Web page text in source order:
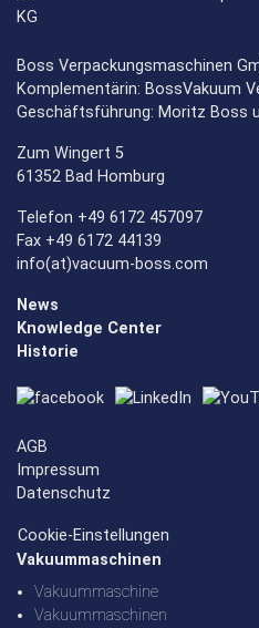
Boss Verpackungsmaschinen
Komplementärin: BossVakuum
Geschäftsführung: Moritz Boss
Zum Wingert 5
61352 Bad Homburg
Telefon +49 6172 457097
Fax +49 6172 44139
info(at)vacuum-boss.com
News
Knowledge Center
Historie
AGB
Impressum
Datenschutz
Cookie-Einstellungen
Vakuummaschinen
Vakuummaschine
Vakuummaschinen